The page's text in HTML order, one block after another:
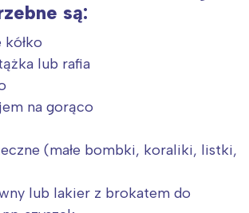
są:
lub rafia
na gorąco
(małe bombki, koraliki, listki,
lub lakier z brokatem do